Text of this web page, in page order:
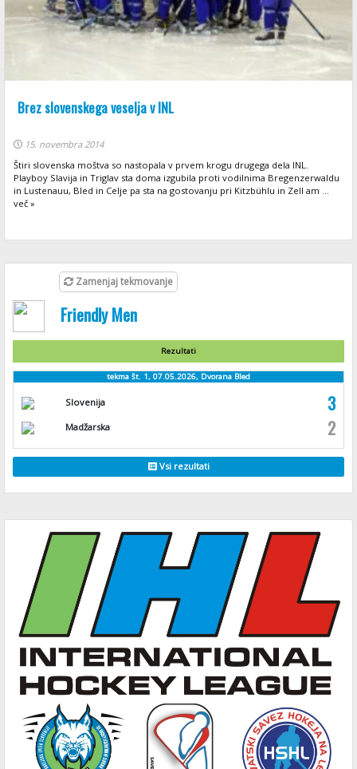
Brez slovenskega veselja v INL
15. novembra 2014
Štiri slovenska moštva so nastopala v prvem krogu drugega dela INL.
Playboy Slavija in Triglav sta doma izgubila proti vodilnima Bregenzerwaldu
in Lustenauu, Bled in Celje pa sta na gostovanju pri Kitzbühlu in Zell am ...
več »
Zamenjaj tekmovanje
Friendly Men
Rezultati
tekma št. 1, 07.05.2026, Dvorana Bled
Slovenija 3
Madžarska 2
Vsi rezultati